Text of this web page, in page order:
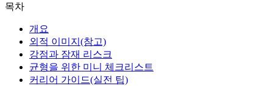
목차
개요
외적 이미지(참고)
강점과 잠재 리스크
균형을 위한 미니 체크리스트
커리어 가이드(실전 팁)